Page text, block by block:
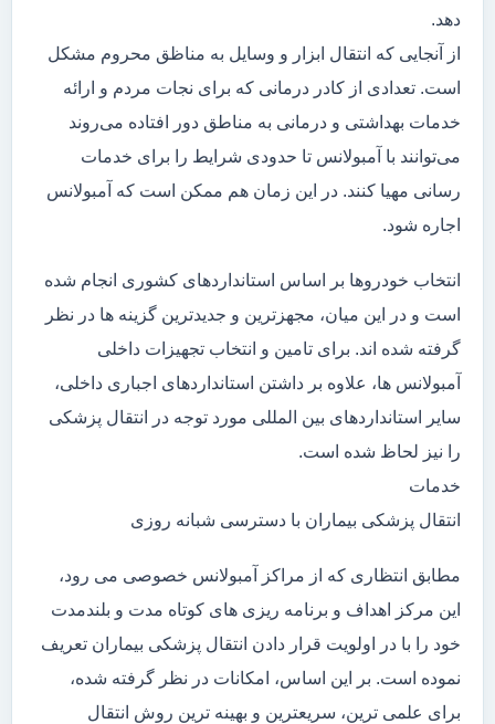
دهد.
از آنجایی که انتقال ابزار و وسایل به مناظق محروم مشکل
است. تعدادی از کادر درمانی که برای نجات مردم و ارائه
خدمات بهداشتی و درمانی به مناطق دور افتاده می‌روند
می‌توانند با آمبولانس تا حدودی شرایط را برای خدمات
رسانی مهیا کنند. در این زمان هم ممکن است که آمبولانس
اجاره شود.
انتخاب خودروها بر اساس استانداردهای کشوری انجام شده
است و در این میان، مجهزترین و جدیدترین گزینه ها در نظر
گرفته شده اند. برای تامین و انتخاب تجهیزات داخلی
آمبولانس ها، علاوه بر داشتن استانداردهای اجباری داخلی،
سایر استانداردهای بین المللی مورد توجه در انتقال پزشکی
را نیز لحاظ شده است.
خدمات
انتقال پزشکی بیماران با دسترسی شبانه روزی
مطابق انتظاری که از مراکز آمبولانس خصوصی می رود،
این مرکز اهداف و برنامه ریزی های کوتاه مدت و بلندمدت
خود را با در اولویت قرار دادن انتقال پزشکی بیماران تعریف
نموده است. بر این اساس، امکانات در نظر گرفته شده،
برای علمی ترین، سریعترین و بهینه ترین روش انتقال